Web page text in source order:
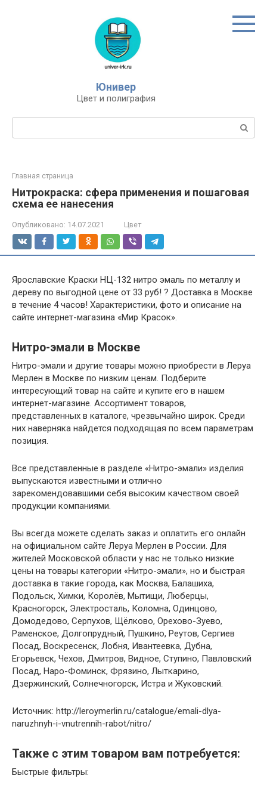
Юнивер
Цвет и полиграфия
Главная страница
Нитрокраска: сфера применения и пошаговая
схема ее нанесения
Опубликовано: 14.07.2021 Цвет
Ярославские Краски НЦ-132 нитро эмаль по металлу и
дереву по выгодной цене от 33 руб! ? Доставка в Москве
в течение 4 часов! Характеристики, фото и описание на
сайте интернет-магазина «Мир Красок».
Нитро-эмали в Москве
Нитро-эмали и другие товары можно приобрести в Леруа
Мерлен в Москве по низким ценам. Подберите
интересующий товар на сайте и купите его в нашем
интернет-магазине. Ассортимент товаров,
представленных в каталоге, чрезвычайно широк. Среди
них наверняка найдется подходящая по всем параметрам
позиция.
Все представленные в разделе «Нитро-эмали» изделия
выпускаются известными и отлично
зарекомендовавшими себя высоким качеством своей
продукции компаниями.
Вы всегда можете сделать заказ и оплатить его онлайн
на официальном сайте Леруа Мерлен в России. Для
жителей Московской области у нас не только низкие
цены на товары категории «Нитро-эмали», но и быстрая
доставка в такие города, как Москва, Балашиха,
Подольск, Химки, Королёв, Мытищи, Люберцы,
Красногорск, Электросталь, Коломна, Одинцово,
Домодедово, Серпухов, Щёлково, Орехово-Зуево,
Раменское, Долгопрудный, Пушкино, Реутов, Сергиев
Посад, Воскресенск, Лобня, Ивантеевка, Дубна,
Егорьевск, Чехов, Дмитров, Видное, Ступино, Павловский
Посад, Наро-Фоминск, Фрязино, Лыткарино,
Дзержинский, Солнечногорск, Истра и Жуковский.
Источник: http://leroymerlin.ru/catalogue/emali-dlya-
naruzhnyh-i-vnutrennih-rabot/nitro/
Также с этим товаром вам потребуется:
Быстрые фильтры: